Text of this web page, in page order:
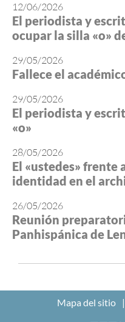
12/06/2026
El periodista y
ocupar la silla «o»
29/05/2026
Fallece el
29/05/2026
El periodista y
«o»
28/05/2026
El «ustedes» frente
identidad en el
26/05/2026
Reunión
Panhispánica de
Mapa del sitio